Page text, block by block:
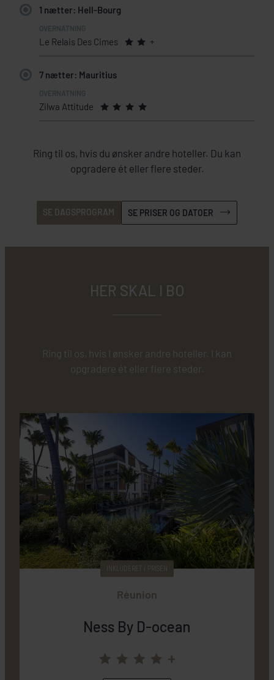
1 nætter: Hell-Bourg
Le Relais Des Cimes +
7 nætter: Mauritius
Zilwa Attitude
Ring til os, hvis du ønsker andre hoteller. Du kan
opgradere ét eller flere steder.
SE DAGSPROGRAM SE PRISER OG DATOER
HER SKAL I BO
Ring til os, hvis I ønsker andre hoteller. I kan
opgradere ét eller flere steder.
INKLUDERET I PRISEN
Réunion
Ness By D-ocean
+